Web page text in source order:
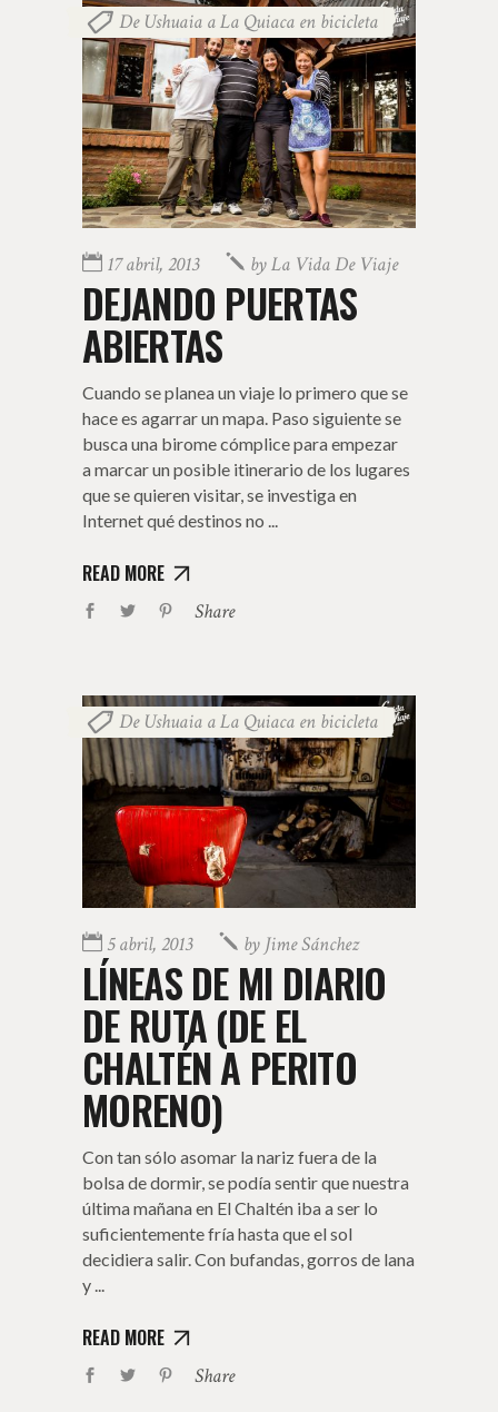
De Ushuaia a La Quiaca en bicicleta
17 abril, 2013 byLa Vida De Viaje
DEJANDO PUERTAS
ABIERTAS
Cuando se planea un viaje lo primero que se
hace es agarrar un mapa. Paso siguiente se
busca una birome cómplice para empezar
a marcar un posible itinerario de los lugares
que se quieren visitar, se investiga en
Internet qué destinos no
READ MORE
Share
De Ushuaia a La Quiaca en bicicleta
5 abril, 2013 by Jime Sánchez
LÍNEAS DE MI DIARIO
DE RUTA (DE EL
CHALTÉN A PERITO
MORENO)
Con tan sólo asomar la nariz fuera de la
bolsa de dormir, se podía sentir que nuestra
última mañana en El Chaltén iba a ser lo
suficientemente fría hasta que el sol
decidiera salir. Con bufandas, gorros de lana
y
READ MORE
Share